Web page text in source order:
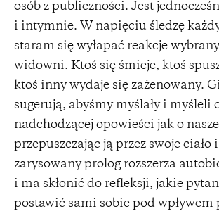
osób z publiczności. Jest
i intymnie. W napięciu śledzę
staram się wyłapać reakcje
widowni. Ktoś się śmieje, ktoś
ktoś inny wydaje się zażenowany.
sugerują, abyśmy myślały i myśleli
nadchodzącej opowieści jak o
przepuszczając ją przez swoje ciało
zarysowany prolog rozszerza
i ma skłonić do refleksji, jakie
postawić sami sobie pod wpływem